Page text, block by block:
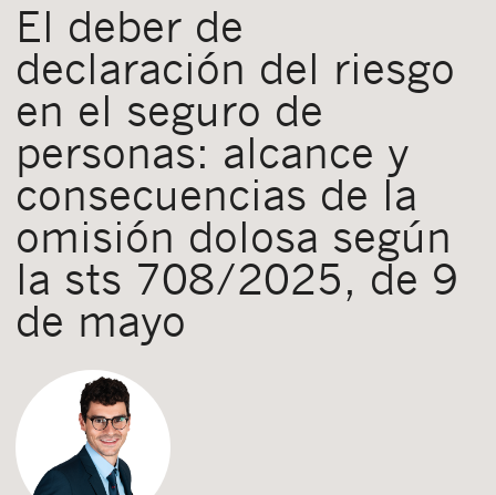
ESPAÑOL
El deber de
declaración del riesgo
en el seguro de
personas: alcance y
consecuencias de la
omisión dolosa según
la sts 708/2025, de 9
de mayo